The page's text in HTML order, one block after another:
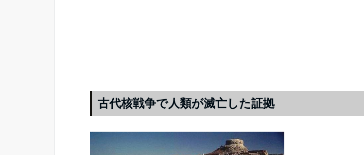
古代核戦争で人類が滅亡した証拠